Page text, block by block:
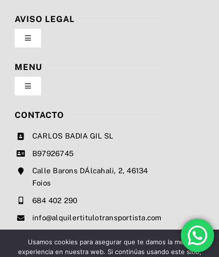
AVISO LEGAL
Toggle
Navigation
Política de privacidad
Condiciones de uso
MENU
Toggle
Navigation
Nosotros
Precios
Contacto
CONTACTO
CARLOS BADIA GIL SL
B97926745
Calle Barons DÁlcahali, 2, 46134
Foios
684 402 290
info@alquilertitulotransportista.com
Usamos cookies para asegurar que te damos la mejor
experiencia en nuestra web. Si continúas usando este sitio,